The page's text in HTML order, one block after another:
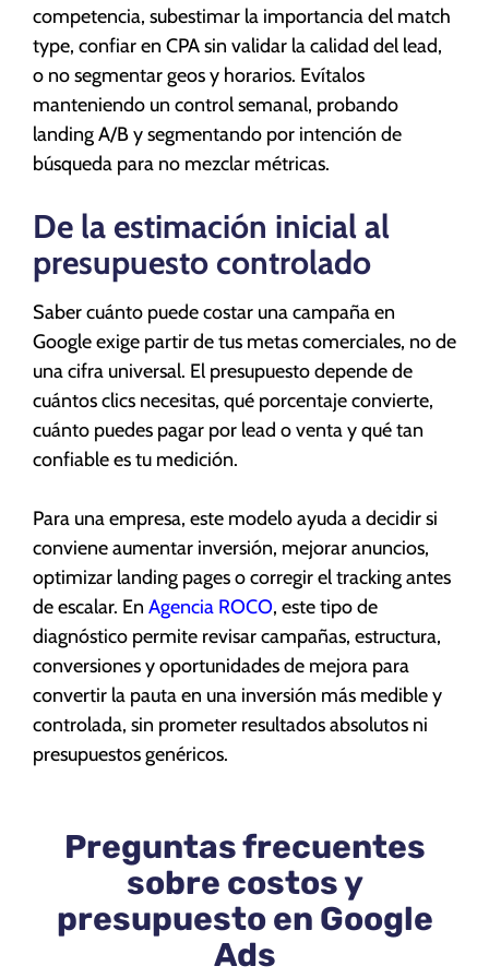
competencia, subestimar la importancia del match
type, confiar en CPA sin validar la calidad del lead,
o no segmentar geos y horarios. Evítalos
manteniendo un control semanal, probando
landing A/B y segmentando por intención de
búsqueda para no mezclar métricas.
De la estimación inicial al
presupuesto controlado
Saber cuánto puede costar una campaña en
Google exige partir de tus metas comerciales, no de
una cifra universal. El presupuesto depende de
cuántos clics necesitas, qué porcentaje convierte,
cuánto puedes pagar por lead o venta y qué tan
confiable es tu medición.
Para una empresa, este modelo ayuda a decidir si
conviene aumentar inversión, mejorar anuncios,
optimizar landing pages o corregir el tracking antes
de escalar. En Agencia ROCO, este tipo de
diagnóstico permite revisar campañas, estructura,
conversiones y oportunidades de mejora para
convertir la pauta en una inversión más medible y
controlada, sin prometer resultados absolutos ni
presupuestos genéricos.
Preguntas frecuentes
sobre costos y
presupuesto en Google
Ads